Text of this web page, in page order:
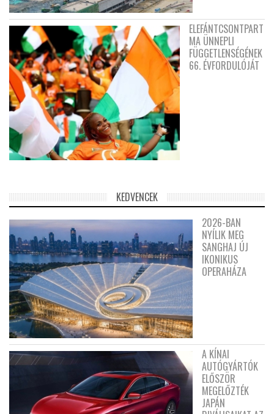
ELEFÁNTCSONTPART
MA ÜNNEPLI
FÜGGETLENSÉGÉNEK
66. ÉVFORDULÓJÁT
KEDVENCEK
2026-BAN
NYÍLIK MEG
SANGHAJ ÚJ
IKONIKUS
OPERAHÁZA
A KÍNAI
AUTÓGYÁRTÓK
ELŐSZÖR
MEGELŐZTÉK
JAPÁN